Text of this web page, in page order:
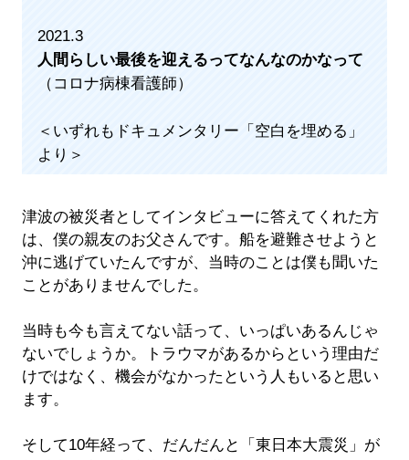
2021.3
人間らしい最後を迎えるってなんなのかなって
（コロナ病棟看護師）
＜いずれもドキュメンタリー「空白を埋める」
より＞
津波の被災者としてインタビューに答えてくれた方
は、僕の親友のお父さんです。船を避難させようと
沖に逃げていたんですが、当時のことは僕も聞いた
ことがありませんでした。
当時も今も言えてない話って、いっぱいあるんじゃ
ないでしょうか。トラウマがあるからという理由だ
けではなく、機会がなかったという人もいると思い
ます。
そして10年経って、だんだんと「東日本大震災」が